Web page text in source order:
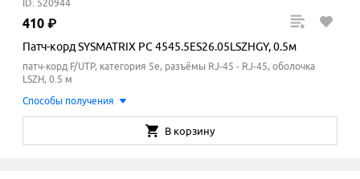
ID: 520944
410 ₽
Патч-корд SYSMATRIX PC 4545.5ES26.05LSZHGY, 0.5м
патч-корд F/UTP, категория 5e, разъёмы RJ-45 - RJ-45, оболочка
LSZH, 0.5 м
Способы получения
В корзину